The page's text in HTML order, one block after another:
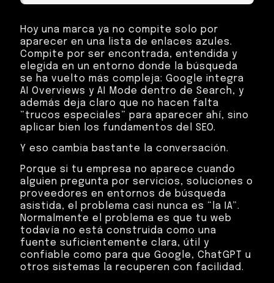
Hoy una marca ya no compite solo por
aparecer en una lista de enlaces azules.
Compite por ser encontrada, entendida y
elegida en un entorno donde la búsqueda
se ha vuelto más compleja: Google integra
AI Overviews y AI Mode dentro de Search, y
además deja claro que no hacen falta
“trucos especiales” para aparecer ahí, sino
aplicar bien los fundamentos del SEO.
Y eso cambia bastante la conversación.
Porque si tu empresa no aparece cuando
alguien pregunta por servicios, soluciones o
proveedores en entornos de búsqueda
asistida, el problema casi nunca es “la IA”.
Normalmente el problema es que tu web
todavía no está construida como una
fuente suficientemente clara, útil y
confiable como para que Google, ChatGPT u
otros sistemas la recuperen con facilidad.